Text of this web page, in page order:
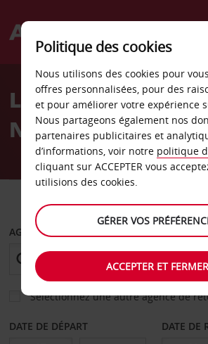
Welcome
AvisLocation de
Newark
AGENCE DE DÉPART
Sélectionnez une autre agence de
DATE DE DÉPART DATE DE
Politique des cookies
Nous utilisons des cookies pour
offres personnalisées, pour des
et pour améliorer votre expérience
Nous partageons également nos
partenaires publicitaires et
d’informations, voir notre politique
cliquant sur ACCEPTER vous
utilisions des cookies.
GÉRER VOS
ACCEPTER ET FERMER